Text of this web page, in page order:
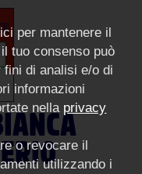
per mantenere il
tuo consenso può
di analisi e/o di
informazioni
nella privacy
o revocare il
utilizzando i